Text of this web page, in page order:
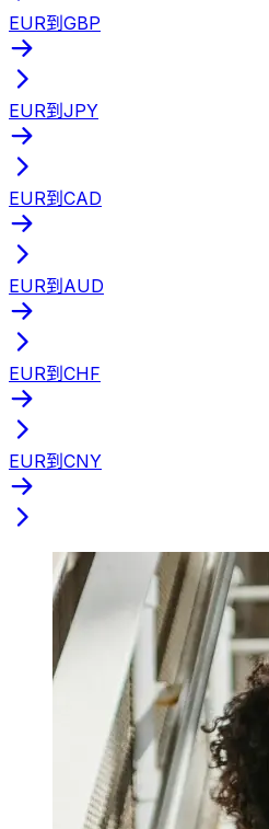
EUR到GBP
EUR到JPY
EUR到CAD
EUR到AUD
EUR到CHF
EUR到CNY